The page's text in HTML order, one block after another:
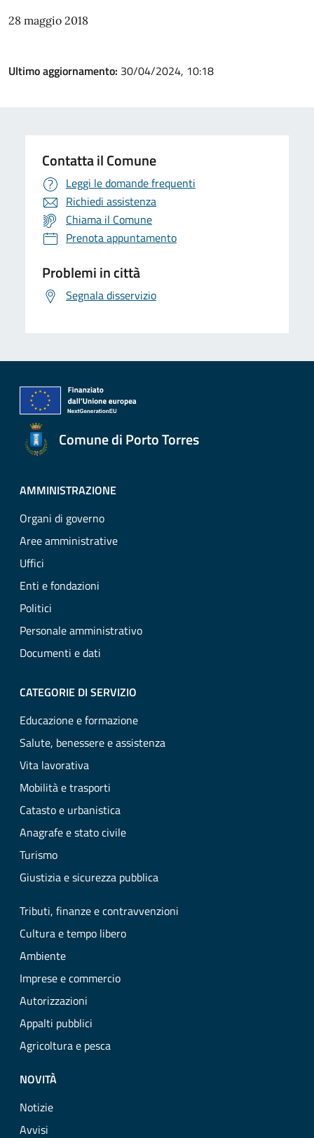
28 maggio 2018
Ultimo aggiornamento: 30/04/2024, 10:18
Contatta il Comune
Leggi le domande frequenti
Richiedi assistenza
Chiama il Comune
Prenota appuntamento
Problemi in città
Segnala disservizio
Comune di Porto Torres
AMMINISTRAZIONE
Organi di governo
Aree amministrative
Uffici
Enti e fondazioni
Politici
Personale amministrativo
Documenti e dati
CATEGORIE DI SERVIZIO
Educazione e formazione
Salute, benessere e assistenza
Vita lavorativa
Mobilità e trasporti
Catasto e urbanistica
Anagrafe e stato civile
Turismo
Giustizia e sicurezza pubblica
Tributi, finanze e contravvenzioni
Cultura e tempo libero
Ambiente
Imprese e commercio
Autorizzazioni
Appalti pubblici
Agricoltura e pesca
NOVITÀ
Notizie
Avvisi